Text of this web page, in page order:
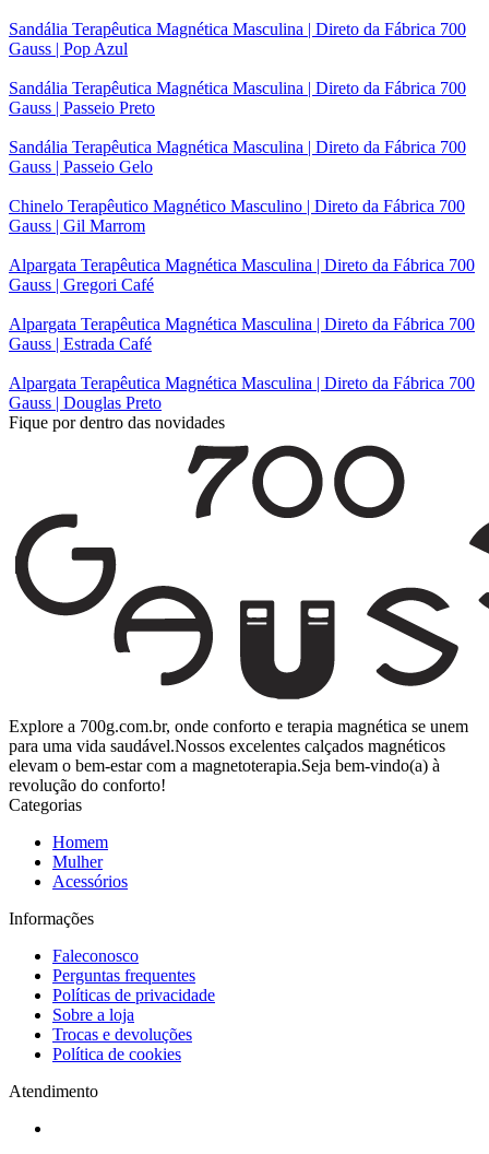
Sandália Terapêutica Magnética Masculina | Direto da Fábrica 700
Gauss | Pop Azul
Sandália Terapêutica Magnética Masculina | Direto da Fábrica 700
Gauss | Passeio Preto
Sandália Terapêutica Magnética Masculina | Direto da Fábrica 700
Gauss | Passeio Gelo
Chinelo Terapêutico Magnético Masculino | Direto da Fábrica 700
Gauss | Gil Marrom
Alpargata Terapêutica Magnética Masculina | Direto da Fábrica 700
Gauss | Gregori Café
Alpargata Terapêutica Magnética Masculina | Direto da Fábrica 700
Gauss | Estrada Café
Alpargata Terapêutica Magnética Masculina | Direto da Fábrica 700
Gauss | Douglas Preto
Fique por dentro das novidades
Explore a 700g.com.br, onde conforto e terapia magnética se unem
para uma vida saudável.Nossos excelentes calçados magnéticos
elevam o bem-estar com a magnetoterapia.Seja bem-vindo(a) à
revolução do conforto!
Categorias
Homem
Mulher
Acessórios
Informações
Faleconosco
Perguntas frequentes
Políticas de privacidade
Sobre a loja
Trocas e devoluções
Política de cookies
Atendimento